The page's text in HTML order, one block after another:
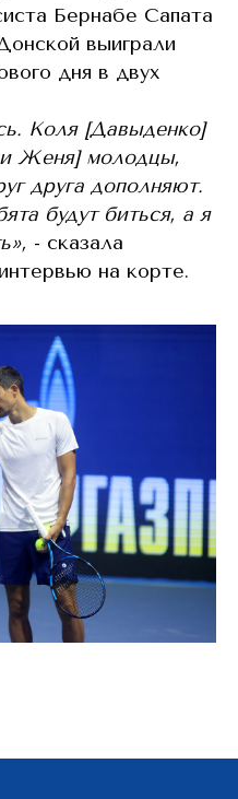
Бернабе Сапата
выиграли
дня в двух
Коля [Давыденко]
Женя] молодцы,
друга дополняют.
будут биться, а я
- сказала
на корте.